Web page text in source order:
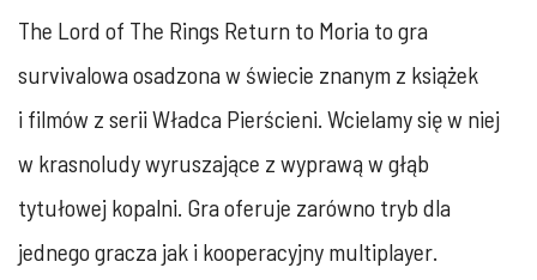
The Lord of The Rings Return to Moria to gra
survivalowa osadzona w świecie znanym z książek
i filmów z serii Władca Pierścieni. Wcielamy się w niej
w krasnoludy wyruszające z wyprawą w głąb
tytułowej kopalni. Gra oferuje zarówno tryb dla
jednego gracza jak i kooperacyjny multiplayer.